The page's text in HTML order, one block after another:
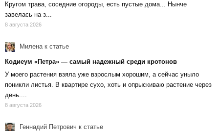
Кругом трава, соседние огороды, есть пустые дома... Нынче
завелась на з...
8 августа 2026
Миленак статье
Кодиеум «Петра» — самый надежный среди кротонов
У моего растения взяла уже взрослым хорошим, а сейчас уныло
поникли листья. В квартире сухо, хоть и опрыскиваю растение через
день....
8 августа 2026
Геннадий Петрович к статье